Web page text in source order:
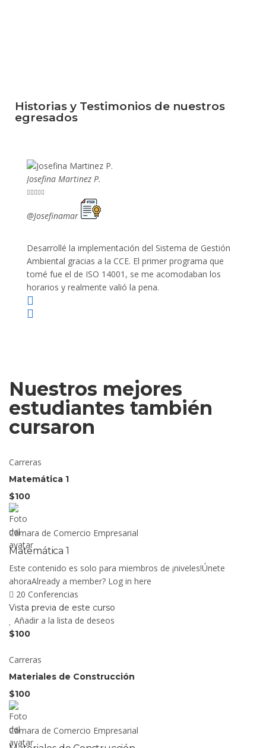
Historias y Testimonios de nuestros
egresados
Josefina Martinez P.

@Josefinamar
Desarrollé la implementación del Sistema de Gestión
Ambiental gracias a la CCE. El primer programa que
tomé fue el de ISO 14001, se me acomodaban los
horarios y realmente valió la pena.
Nuestros mejores
estudiantes también
cursaron
Carreras
Matemática 1
$100
Cámara de Comercio Empresarial
Matemática 1
Este contenido es solo para miembros de ¡niveles!Únete
ahoraAlready a member? Log in here
20 Conferencias
Vista previa de este curso
Añadir a la lista de deseos
$100
Carreras
Materiales de Construcción
$100
Cámara de Comercio Empresarial